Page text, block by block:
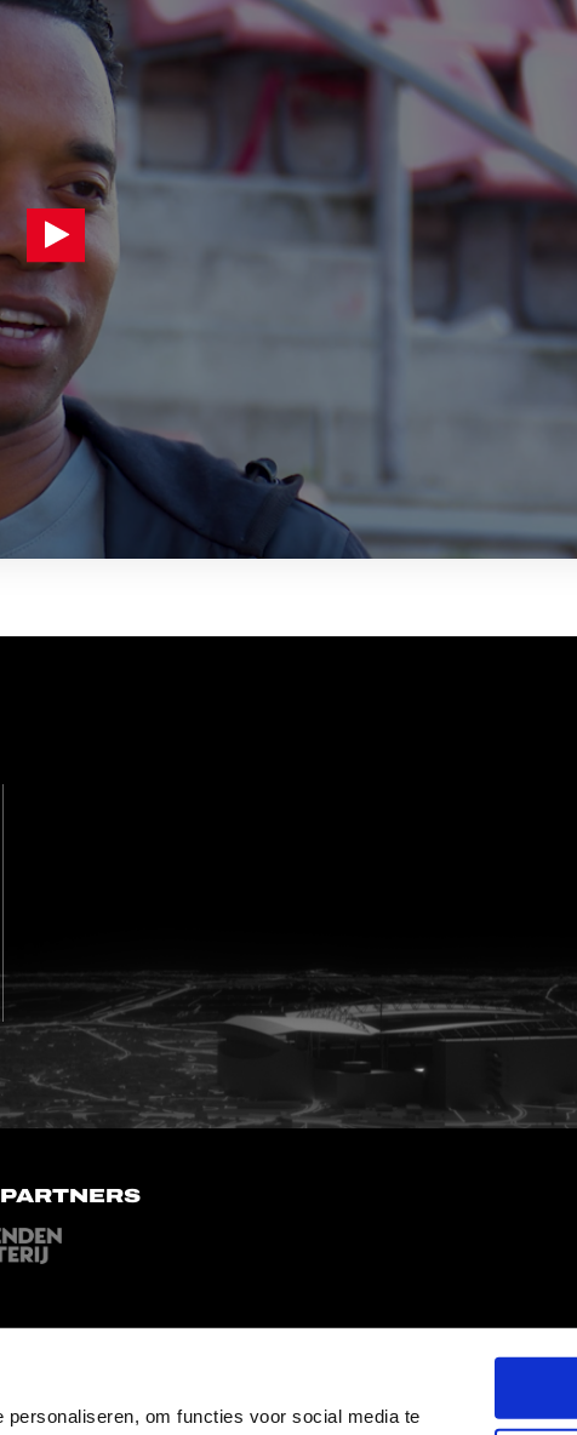
om functies voor social media te